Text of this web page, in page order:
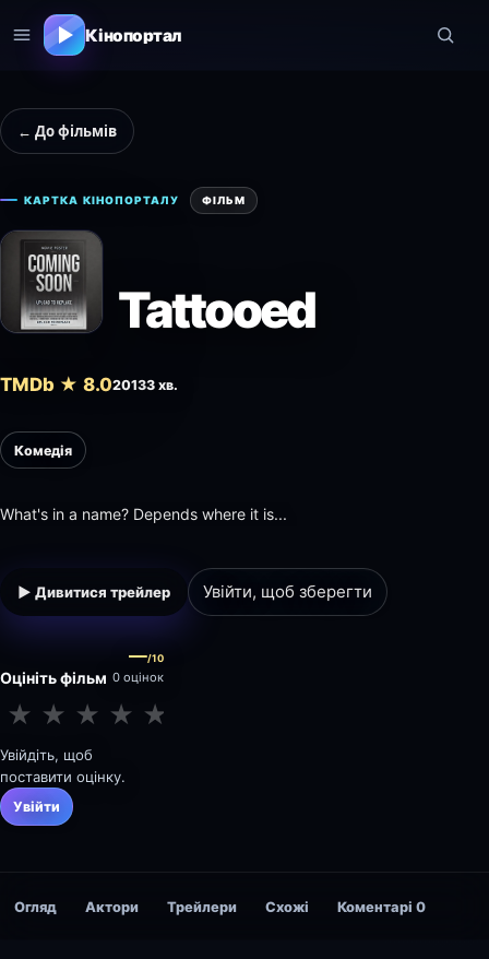
Кінопортал
← До фільмів
КАРТКА КІНОПОРТАЛУ ФІЛЬМ
Tattooed
TMDb ★ 8.020133 хв.
Комедія
What's in a name? Depends where it is...
▶ Дивитися трейлер Увійти, щоб зберегти
Оцініть фільм
—/10
0 оцінок
★ ★ ★ ★ ★
Увійдіть, щоб
поставити оцінку.
Увійти
Огляд Актори Трейлери Схожі Коментарі 0